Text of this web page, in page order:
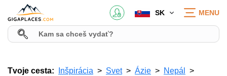
SK MENU
Tvoje cesta: Inšpirácia Svet Ázie
Nepál